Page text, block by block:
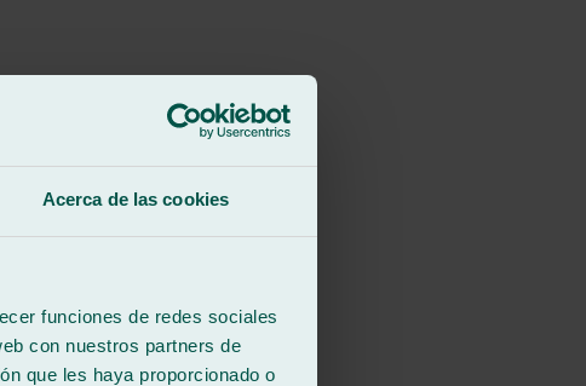
Acerca de las cookies
funciones de redes sociales
con nuestros partners de
que les haya proporcionado o